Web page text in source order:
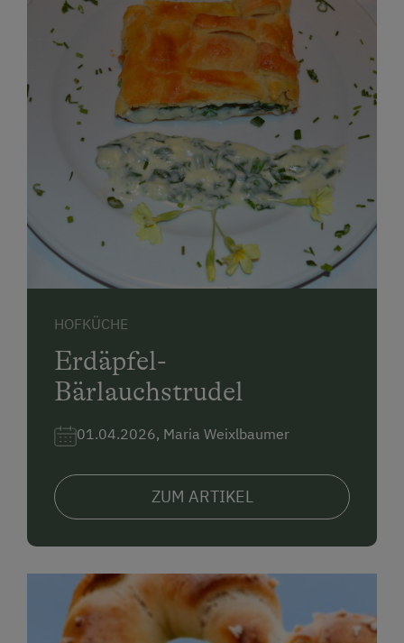
HOFKÜCHE
Erdäpfel-
Bärlauchstrudel
01.04.2026, Maria Weixlbaumer
ZUM ARTIKEL